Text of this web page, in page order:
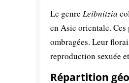
Le genre Leibnitzia
en Asie orientale.
ombragées. Leur
reproduction sexuée
Répartition